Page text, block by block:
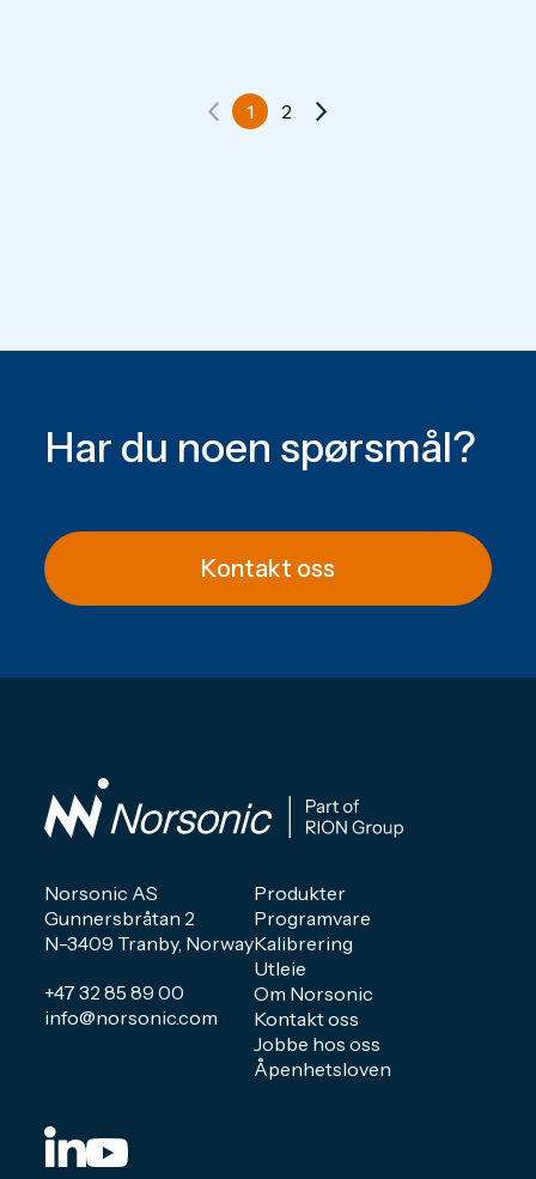
1 2
Har du noen spørsmål?
Kontakt oss
Norsonic AS
Gunnersbråtan 2
N-3409 Tranby, Norway
+47 32 85 89 00
info@norsonic.com
Produkter
Programvare
Kalibrering
Utleie
Om Norsonic
Kontakt oss
Jobbe hos oss
Åpenhetsloven